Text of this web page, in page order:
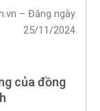
– Đăng ngày
25/11/2024
của đồng